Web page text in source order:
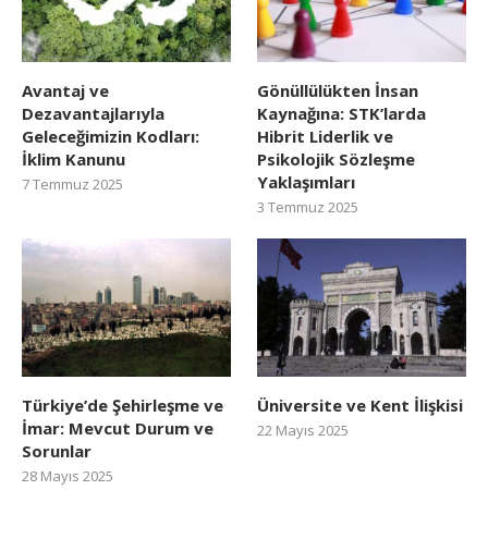
Avantaj ve
Dezavantajlarıyla
Geleceğimizin Kodları:
İklim Kanunu
7 Temmuz 2025
Gönüllülükten İnsan
Kaynağına: STK’larda
Hibrit Liderlik ve
Psikolojik Sözleşme
Yaklaşımları
3 Temmuz 2025
Türkiye’de Şehirleşme ve
İmar: Mevcut Durum ve
Sorunlar
28 Mayıs 2025
Üniversite ve Kent İlişkisi
22 Mayıs 2025